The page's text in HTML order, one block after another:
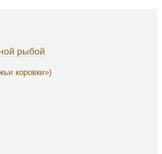
рыбой
коровки»)